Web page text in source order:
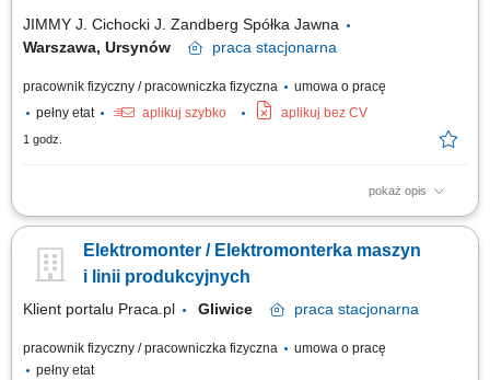
JIMMY J. Cichocki J. Zandberg Spółka Jawna
Warszawa, Ursynów
praca stacjonarna
pracownik fizyczny / pracowniczka fizyczna
umowa o pracę
pełny etat
aplikuj szybko aplikuj bez CV
1 godz.
pokaż opis
Twoje zadania: Wykonywanie prac kablowych przy sieciach
kablowych w terenie; Wsparcie przy budowie i modernizacji infrastruktury
energetycznej; Realizacja prac budowlanych w obrębie Warszawy i
Elektromonter / Elektromonterka maszyn
i linii produkcyjnych
Klient portalu Praca.pl Gliwice praca stacjonarna
pracownik fizyczny / pracowniczka fizyczna
umowa o pracę
pełny etat